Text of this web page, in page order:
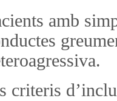
amb
criteris